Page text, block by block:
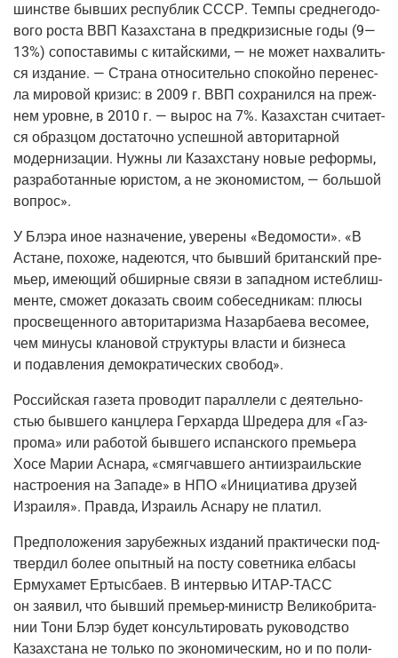
шин­стве быв­ших рес­пуб­лик СССР. Тем­пы сред­не­го­до­
во­го роста ВВП Казах­ста­на в пред­кри­зис­ные годы (9—
13%) сопо­ста­ви­мы с китай­ски­ми, — не может нахва­лить­
ся изда­ние. — Стра­на отно­си­тель­но спо­кой­но пере­нес­
ла миро­вой кри­зис: в 2009 г. ВВП сохра­нил­ся на преж­
нем уровне, в 2010 г. — вырос на 7%. Казах­стан счи­та­ет­
ся образ­цом доста­точ­но успеш­ной авто­ри­тар­ной
модер­ни­за­ции. Нуж­ны ли Казах­ста­ну новые рефор­мы,
раз­ра­бо­тан­ные юри­стом, а не эко­но­ми­стом, — боль­шой
вопрос».
У Блэ­ра иное назна­че­ние, уве­ре­ны «Ведо­мо­сти». «В
Астане, похо­же, наде­ют­ся, что быв­ший бри­тан­ский пре­
мьер, име­ю­щий обшир­ные свя­зи в запад­ном истеб­лиш­
мен­те, смо­жет дока­зать сво­им собе­сед­ни­кам: плю­сы
про­све­щен­но­го авто­ри­та­риз­ма Назар­ба­е­ва весо­мее,
чем мину­сы кла­но­вой струк­ту­ры вла­сти и биз­не­са
и подав­ле­ния демо­кра­ти­че­ских свобод».
Рос­сий­ская газе­та про­во­дит парал­ле­ли с дея­тель­но­
стью быв­ше­го канц­ле­ра Гер­хар­да Шре­де­ра для «Газ­
про­ма» или рабо­той быв­ше­го испан­ско­го пре­мье­ра
Хосе Марии Асна­ра, «смяг­чав­ше­го анти­из­ра­иль­ские
настро­е­ния на Запа­де» в НПО «Ини­ци­а­ти­ва дру­зей
Изра­и­ля». Прав­да, Изра­иль Асна­ру не платил.
Пред­по­ло­же­ния зару­беж­ных изда­ний прак­ти­че­ски под­
твер­дил более опыт­ный на посту совет­ни­ка елба­сы
Ерму­ха­мет Ерты­с­ба­ев. В интер­вью ИТАР-ТАСС
он заявил, что быв­ший пре­мьер-министр Вели­ко­бри­та­
нии Тони Блэр будет кон­суль­ти­ро­вать руко­вод­ство
Казах­ста­на не толь­ко по эко­но­ми­че­ским, но и по поли­